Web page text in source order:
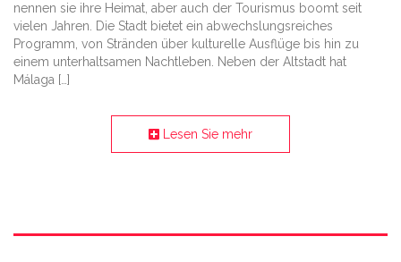
nennen sie ihre Heimat, aber auch der Tourismus boomt seit
vielen Jahren. Die Stadt bietet ein abwechslungsreiches
Programm, von Stränden über kulturelle Ausflüge bis hin zu
einem unterhaltsamen Nachtleben. Neben der Altstadt hat
Málaga […]
Lesen Sie mehr